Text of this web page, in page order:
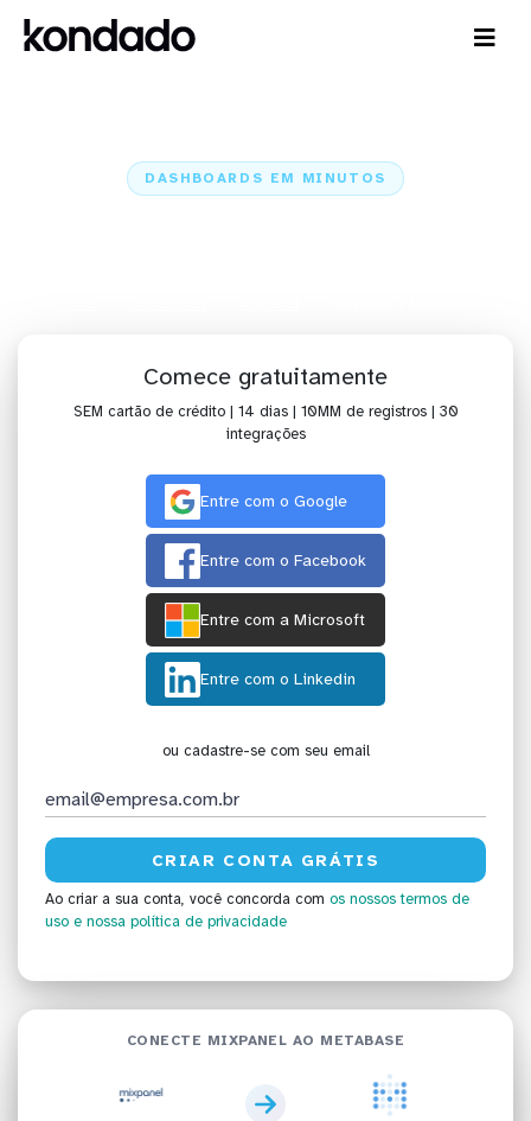
DASHBOARDS EM MINUTOS
Comece gratuitamente
SEM cartão de crédito | 14 dias | 10MM de registros | 30
integrações
Entre com o Google
Entre com o Facebook
Entre com a Microsoft
Entre com o Linkedin
ou cadastre-se com seu email
Ao criar a sua conta, você concorda com os nossos termos de
uso e nossa política de privacidade
CONECTE MIXPANEL AO METABASE